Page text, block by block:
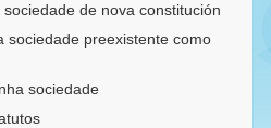
de nova constitución
sociedade preexistente como
sociedade